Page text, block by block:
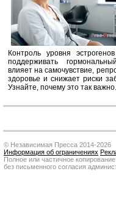
Контроль уровня
поддерживать
влияет на самочувствие,
здоровье и снижает риски
Узнайте, почему это так важно.
© Независимая Пресса 2014-2026
Информация об ограничениях
Полное или частичное
без письменного согласия